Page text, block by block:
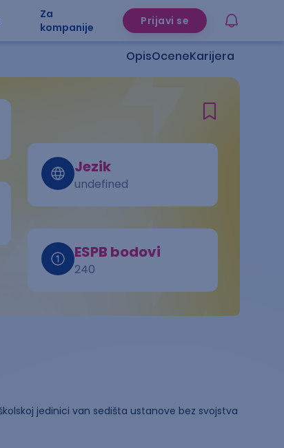
Za
kompanije
Prijavi se
OpisOceneKarijera
Jezik
undefined
ESPB bodovi
240
jedinici van sedišta ustanove bez svojstva